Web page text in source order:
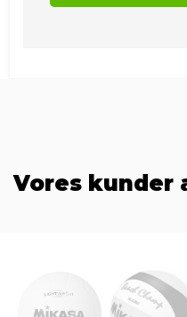
Vores kunder